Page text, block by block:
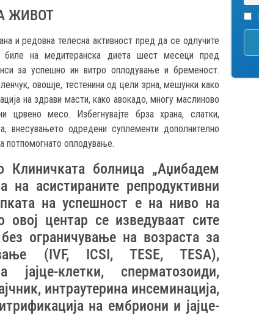
ЖИВОТ
и редовна телесна активност пред да се одлучите
на медитеранска диета шест месеци пред
за успешно ин витро оплодување и бременост.
овошје, тестенини од цели зрна, мешунки како
на здрави масти, како авокадо, многу маслиново
месо. Избегнувајте брза храна, слатки,
внесувањето одредени суплементи дополнително
потпомогнато оплодување.
Клиничката болница „Аџибадем
асистираните репродуктивни
на успешност е на ниво на
центар се изведуваат сите
ограничување на возраста за
(IVF, ICSI, TESE, TESA),
јајце-клетки, сперматозоиди,
интраутерина инсеминација,
на ембриони и јајце-